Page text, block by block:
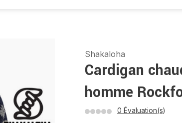
Shakaloha
Cardigan
homme
0 Évaluation(s)